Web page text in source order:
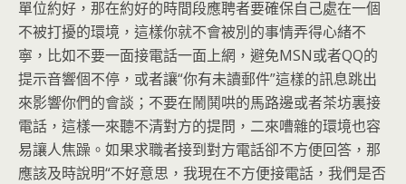
單位約好，那在約好的時間段應聘者要確保自己處在一個
不被打擾的環境，這樣你就不會被別的事情弄得心緒不
寧，比如不要一面接電話一面上網，避免MSN或者QQ的
提示音響個不停，或者讓“你有未讀郵件”這樣的訊息跳出
來影響你們的會談；不要在鬧鬨哄的馬路邊或者茶坊裏接
電話，這樣一來聽不清對方的提問，二來嘈雜的環境也容
易讓人焦躁。如果求職者接到對方電話卻不方便回答，那
應該及時說明“不好意思，我現在不方便接電話，我們是否